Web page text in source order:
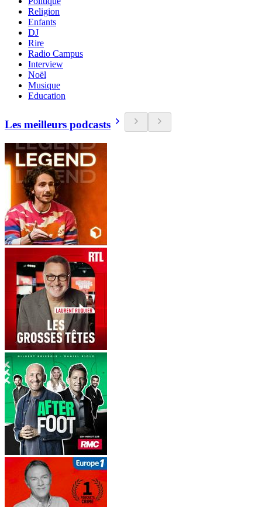
Religion
Enfants
DJ
Rire
Radio Campus
Interview
Noël
Musique
Education
Les meilleurs podcasts